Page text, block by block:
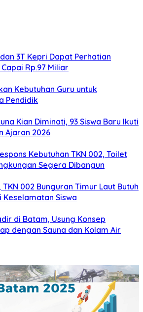
3T Kepri Dapat Perhatian
Rp.97 Miliar
Kebutuhan Guru untuk
Pendidik
Kian Diminati, 93 Siswa Baru Ikuti
Ajaran 2026
Kebutuhan TKN 002, Toilet
Segera Dibangun
002 Bunguran Timur Laut Butuh
Keselamatan Siswa
di Batam, Usung Konsep
dengan Sauna dan Kolam Air